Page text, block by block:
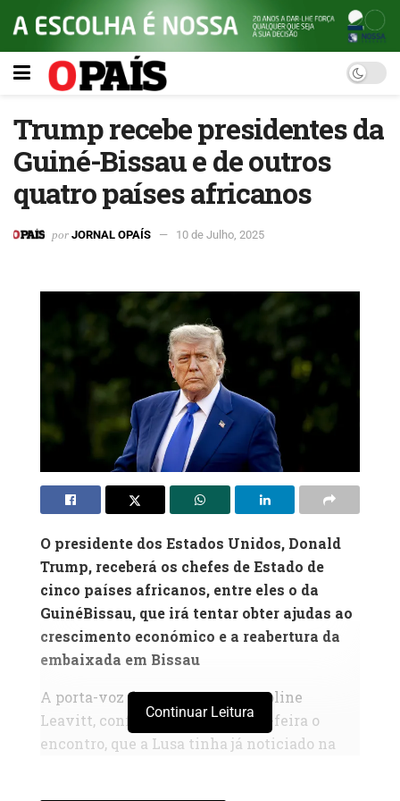
Trump recebe presidentes da
Guiné-Bissau e de outros
quatro países africanos
por JORNAL OPAÍS 10 de Julho, 2025
O presidente dos Estados Unidos, Donald
Trump, receberá os chefes de Estado de
cinco países africanos, entre eles o da
GuinéBissau, que irá tentar obter ajudas ao
crescimento económico e a reabertura da
embaixada em Bissau
A porta-voz da Casa Branca, Karoline
Leavitt, confirmou esta segunda-feira o
encontro, que a Lusa tinha já noticiado na
Continuar Leitura